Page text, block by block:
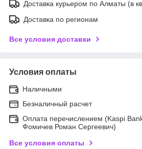
Доставка курьером по Алматы (в
Доставка по регионам
Все условия доставки
Условия оплаты
Наличными
Безналичный расчет
Оплата перечислением (Kaspi
Фомичев Роман Сергеевич)
Все условия оплаты